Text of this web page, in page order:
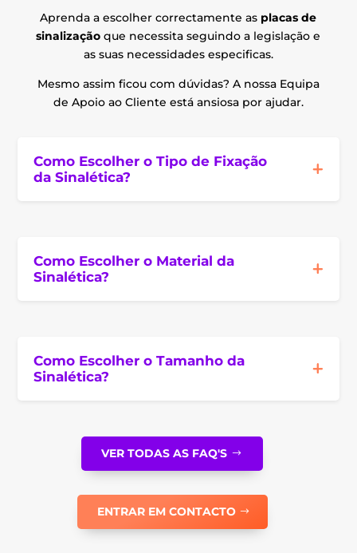
Aprenda a escolher correctamente as placas de
sinalização que necessita seguindo a legislação e
as suas necessidades especificas.
Mesmo assim ficou com dúvidas? A nossa Equipa
de Apoio ao Cliente está ansiosa por ajudar.
Como Escolher o Tipo de Fixação
da Sinalética?
Como Escolher o Material da
Sinalética?
Como Escolher o Tamanho da
Sinalética?
VER TODAS AS FAQ'S
ENTRAR EM CONTACTO